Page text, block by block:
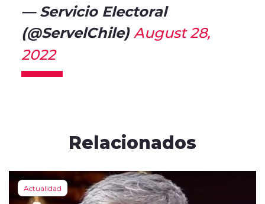
— Servicio Electoral
(@ServelChile) August 28,
2022
Relacionados
Actualidad